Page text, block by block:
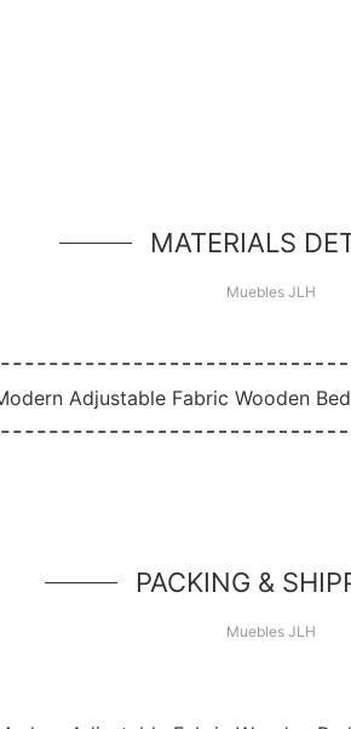
MATERIALS
Muebles JLH
PACKING &
Muebles JLH